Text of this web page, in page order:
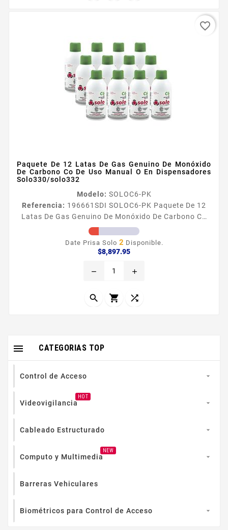
Paquete De 12 Latas De Gas Genuino De Monóxido
De Carbono Co De Uso Manual O En Dispensadores
Solo330/solo332
Modelo: SOLOC6-PK
Referencia: 196661 SDI SOLOC6-PK Paquete De 12
Latas De Gas Genuino De Monóxido De Carbono Co
De Uso Manual O En Dispensadores Solo330/solo332
Solo C6 Solo C6 proporciona una forma raacutepida
y sencilla de cumplir con los requisitos de la
mediante la introduccioacuten de CO real en la celda
comprobador de detectores...
Date Prisa Solo 2 Disponible.
$8,897.95Precio
remove add
  
favorite_border
CATEGORIAS TOP

Control de Acceso 
Videovigilancia
HOT

Cableado Estructurado 
Computo y Multimedia
NEW

Barreras Vehiculares
Biométricos para Control de Acceso 